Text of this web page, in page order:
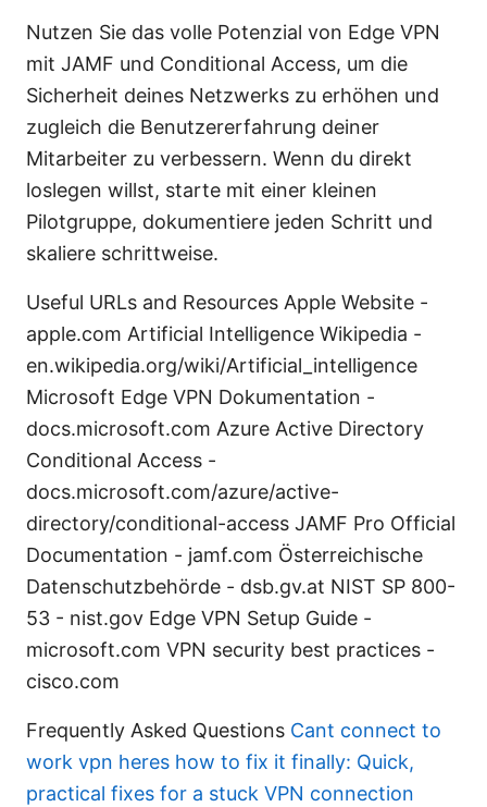
Nutzen Sie das volle Potenzial von Edge VPN
mit JAMF und Conditional Access, um die
Sicherheit deines Netzwerks zu erhöhen und
zugleich die Benutzererfahrung deiner
Mitarbeiter zu verbessern. Wenn du direkt
loslegen willst, starte mit einer kleinen
Pilotgruppe, dokumentiere jeden Schritt und
skaliere schrittweise.
Useful URLs and Resources Apple Website -
apple.com Artificial Intelligence Wikipedia -
en.wikipedia.org/wiki/Artificial_intelligence
Microsoft Edge VPN Dokumentation -
docs.microsoft.com Azure Active Directory
Conditional Access -
docs.microsoft.com/azure/active-
directory/conditional-access JAMF Pro Official
Documentation - jamf.com Österreichische
Datenschutzbehörde - dsb.gv.at NIST SP 800-
53 - nist.gov Edge VPN Setup Guide -
microsoft.com VPN security best practices -
cisco.com
Frequently Asked Questions Cant connect to
work vpn heres how to fix it finally: Quick,
practical fixes for a stuck VPN connection